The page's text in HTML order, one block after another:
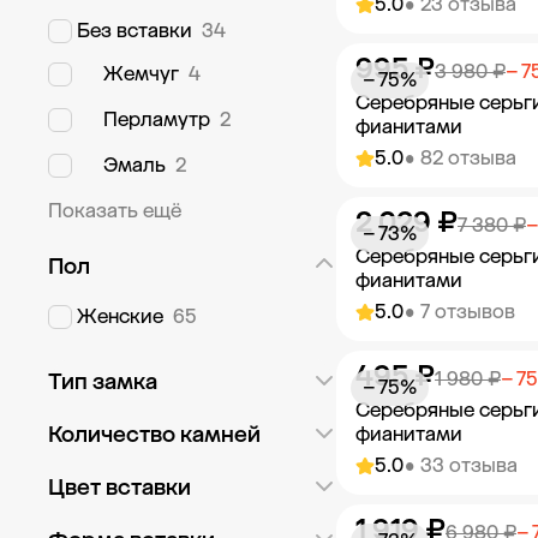
Без вставки 34
Жемчуг 4
Перламутр 2
Эмаль 2
Показать ещё
Пол
Женские 65
Тип замка
Английский 21
Количество камней
Россыпь 18
Цвет вставки
Добавить в
5.0• 82 отзыва
Серебряные
фианитами
3 980 ₽−
995 ₽
− 75%
Добавить в
5.0• 7 отзывов
Серебряные
фианитами
7 380 ₽
2 029 ₽
− 73%
Добавить в
5.0• 33 отзыва
Серебряные
фианитами
1 980 ₽−
495 ₽
− 75%
Добавить в
6 980 ₽−
1 919 ₽